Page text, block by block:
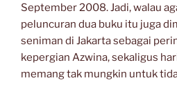
September 2008. Jadi, walau
peluncuran dua buku itu juga
seniman di Jakarta sebagai
kepergian Azwina, sekaligus
memang tak mungkin untuk